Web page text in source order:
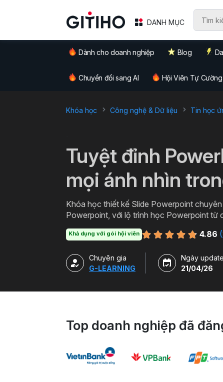
DANH MỤC
Dành cho doanh nghiệp Blog
Chuyển đổi sang AI Hội Viên Tự Cường
Khóa học Công nghệ & Dữ liệu Tin học
Tuyệt đỉnh
mọi ánh nhìn
Khóa học thiết kế Slide Powerpoint
Powerpoint, với lộ trình học Powerpoint từ
ở nhiều chủ đề và lĩnh vực khác nhau.
Khả dụng với gói hội viên 4.86 (
Chuyên gia
G-LEARNING
Ngày update
21/04/26
Top doanh nghiệp đã